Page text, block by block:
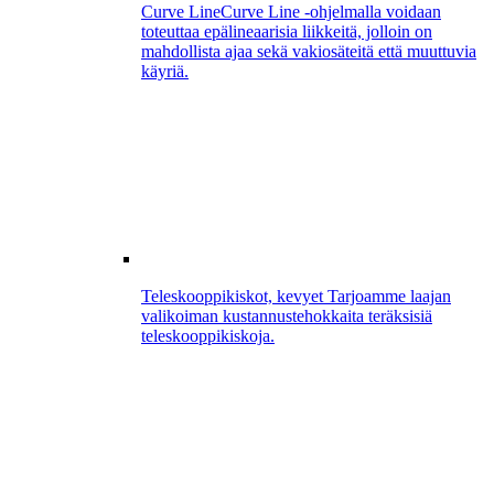
Curve LineCurve Line -ohjelmalla voidaan
toteuttaa epälineaarisia liikkeitä, jolloin on
mahdollista ajaa sekä vakiosäteitä että muuttuvia
käyriä.
Teleskooppikiskot, kevyet Tarjoamme laajan
valikoiman kustannustehokkaita teräksisiä
teleskooppikiskoja.